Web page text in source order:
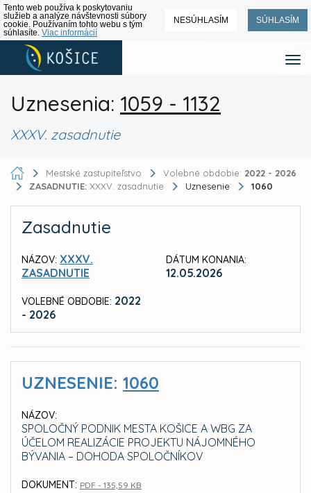
Tento web používa k poskytovaniu
služieb a analýze návštevnosti súbory
cookie. Používaním tohto webu s tým
súhlasíte. Viac informácií
NESÚHLASÍM SÚHLASÍM
Uznesenia: 1059 - 1132
XXXV. zasadnutie
Mestské zastupiteľstvo Volebné obdobie: 2022 - 2026
ZASADNUTIE: XXXV. zasadnutie Uznesenie 1060
Zasadnutie
NÁZOV: XXXV.
ZASADNUTIE
VOLEBNÉ OBDOBIE: 2022
- 2026
DÁTUM KONANIA:
12.05.2026
UZNESENIE: 1060
NÁZOV:
SPOLOČNÝ PODNIK MESTA KOŠICE A WBG ZA
ÚČELOM REALIZÁCIE PROJEKTU NÁJOMNÉHO
BÝVANIA – DOHODA SPOLOČNÍKOV
DOKUMENT: PDF - 135,59 KB